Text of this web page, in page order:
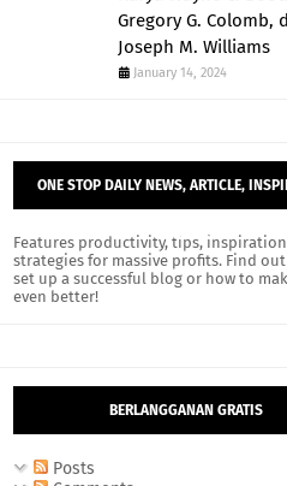
Gregory G. Colomb,
Joseph M. Williams
January 14, 2024
ONE STOP DAILY NEWS, ARTICLE,
AND TIPS.
Features productivity, tips,
strategies for massive profits. Find
set up a successful blog or how to
even better!
BERLANGGANAN GRATIS
Posts